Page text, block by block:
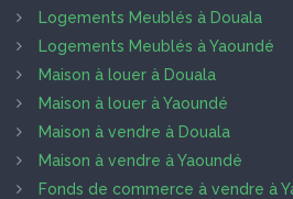
Logements Meublés à Douala
Logements Meublés à Yaoundé
Maison à louer à Douala
Maison à louer à Yaoundé
Maison à vendre à Douala
Maison à vendre à Yaoundé
Fonds de commerce à vendre à